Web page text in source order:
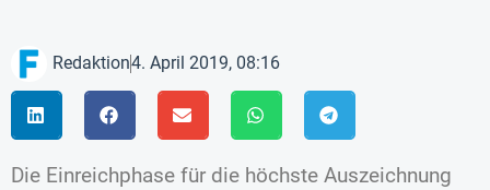
Redaktion4. April 2019, 08:16
Die Einreichphase für die höchste Auszeichnung